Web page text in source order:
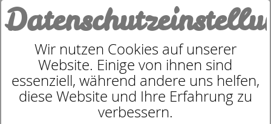
0
MELORA Schürze - grasgrün -
70/90
Wir nutzen Cookies auf unserer
Website. Einige von ihnen sind
essenziell, während andere uns helfen,
diese Website und Ihre Erfahrung zu
verbessern.